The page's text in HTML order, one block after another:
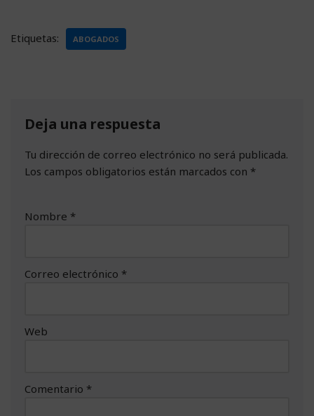
Etiquetas: ABOGADOS
Deja una respuesta
Tu dirección de correo electrónico no será publicada.
Los campos obligatorios están marcados con *
Nombre *
Correo electrónico *
Web
Comentario *